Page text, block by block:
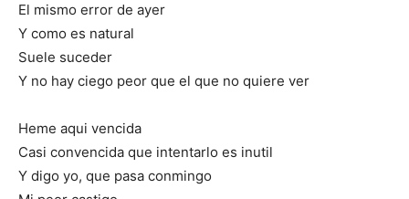
El mismo error de ayer
Y como es natural
Suele suceder
Y no hay ciego peor que el que no quiere ver
Heme aqui vencida
Casi convencida que intentarlo es inutil
Y digo yo, que pasa conmingo